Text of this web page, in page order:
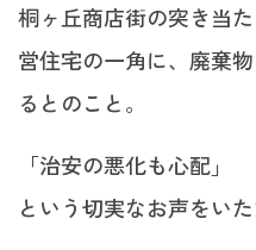
桐ヶ丘商店街の突き当
営住宅の一角に、廃棄
るとのこと。
「治安の悪化も心配」
という切実なお声をいた